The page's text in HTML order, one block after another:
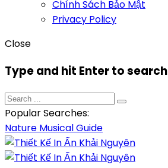
Chính Sách Bảo Mật
Privacy Policy
Close
Type and hit Enter to search
Popular Searches:
Nature MusicalGuide